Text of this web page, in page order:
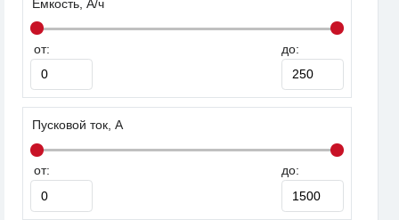
Емкость, А/ч
от: до:
Пусковой ток, А
от: до: